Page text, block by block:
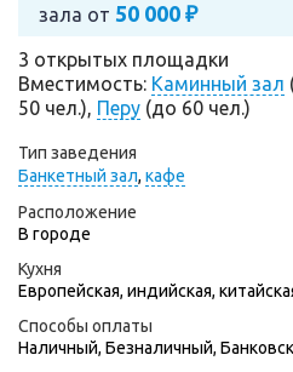
зала от 50 000 ₽
3 открытых площадки
Вместимость: Каминный зал
50 чел.), Перу (до 60 чел.)
Тип заведения
Банкетный зал, кафе
Расположение
В городе
Кухня
Европейская, индийская,
Способы оплаты
Наличный, Безналичный,